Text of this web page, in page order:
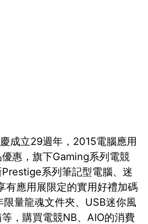
成立29週年，2015電腦應用
惠，旗下Gaming系列電競
系列筆記型電腦、迷
有應用展限定的實用好禮加碼
量龍魂文件夾、USB迷你風
，購買電競NB、AIO的消費